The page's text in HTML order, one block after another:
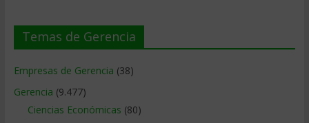
Temas de Gerencia
Empresas de Gerencia (38)
Gerencia (9.477)
Ciencias Económicas (80)